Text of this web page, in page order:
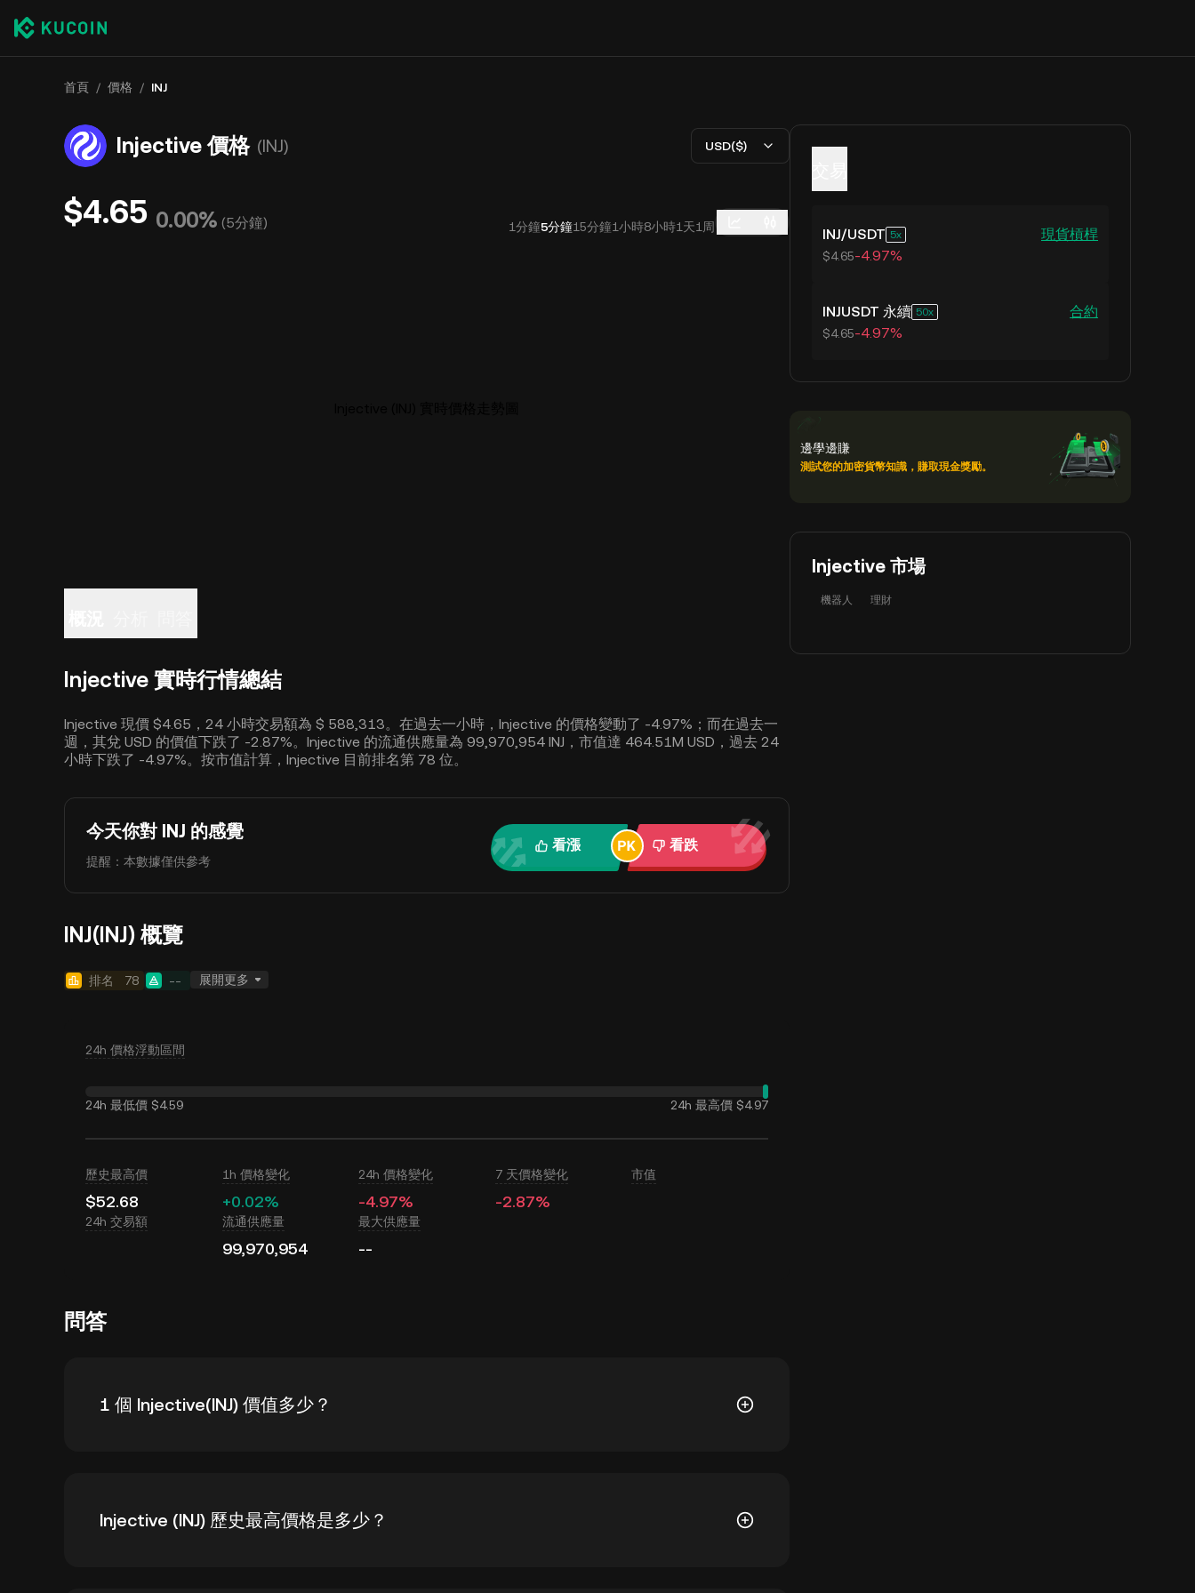
首頁 / 價格 / INJ
Injective 價格 (INJ) USD($)
$4.65 0.00% (5分鐘) 1分鐘5分鐘15分鐘1小時8小時1天1周
Injective 實時行情總結
Injective 現價 $4.65，24 小時交易額為 $ 588,313。在過去一小時，Injective 的價格變動了 -4.97%；而在過去一
週，其兌 USD 的價值下跌了 -2.87%。Injective 的流通供應量為 99,970,954 INJ，市值達 464.51M USD，過去 24
小時下跌了 -4.97%。按市值計算，Injective 目前排名第 78 位。
今天你對 INJ 的感覺
提醒：本數據僅供參考
看漲 看跌
INJ(INJ) 概覽
排名 78 -- 展開更多
24h 價格浮動區間
24h 最低價 $4.59 24h 最高價 $4.97
歷史最高價
$52.68
1h 價格變化
+0.02%
24h 價格變化
-4.97%
7 天價格變化
-2.87%
市值
24h 交易額 流通供應量
99,970,954
最大供應量
--
問答
1 個 Injective(INJ) 價值多少？
取INJ 到 USD的實時匯率。
Injective (INJ) 歷史最高價格是多少？
INJ/USDT 5 現貨槓桿
$4.65-4.97%
INJUSDT 永續 50 合約
$4.65-4.97%
邊學邊賺
測試您的加密貨幣知識，賺取現金獎勵。
Injective 市場
機器人 理財